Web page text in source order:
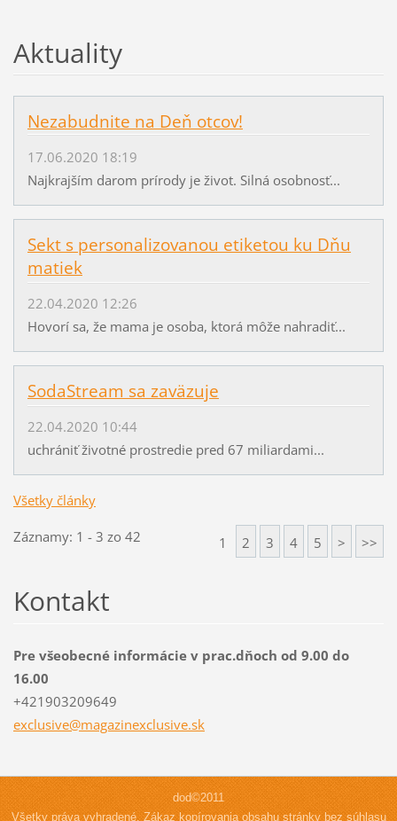
Aktuality
Nezabudnite na Deň otcov!
17.06.2020 18:19
Najkrajším darom prírody je život. Silná osobnosť...
Sekt s personalizovanou etiketou ku Dňu
matiek
22.04.2020 12:26
Hovorí sa, že mama je osoba, ktorá môže nahradiť...
SodaStream sa zaväzuje
22.04.2020 10:44
uchrániť životné prostredie pred 67 miliardami...
Všetky články
Záznamy: 1 - 3 zo 42 1 2 3 4 5 > >>
Kontakt
Pre všeobecné informácie v prac.dňoch od 9.00 do
16.00
+421903209649
exclusive@magazinexclusive.sk
dod©2011
Všetky práva vyhradené. Zákaz kopírovania obsahu stránky bez súhlasu